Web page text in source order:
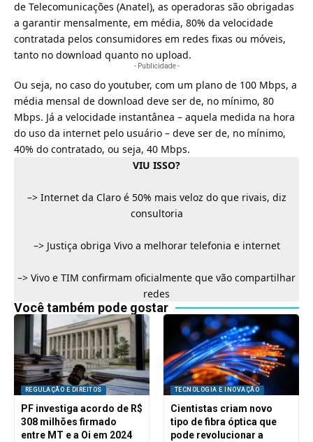
de Telecomunicações (Anatel), as operadoras são obrigadas
a garantir mensalmente, em média, 80% da velocidade
contratada pelos consumidores em redes fixas ou móveis,
tanto no download quanto no upload.
- Publicidade -
Ou seja, no caso do youtuber, com um plano de 100 Mbps, a
média mensal de download deve ser de, no mínimo, 80
Mbps. Já a velocidade instantânea – aquela medida na hora
do uso da internet pelo usuário – deve ser de, no mínimo,
40% do contratado, ou seja, 40 Mbps.
VIU ISSO?
–> Internet da Claro é 50% mais veloz do que rivais, diz
consultoria
–> Justiça obriga Vivo a melhorar telefonia e internet
–> Vivo e TIM confirmam oficialmente que vão compartilhar
redes
Você também pode gostar
REGULAÇÃO E DIREITOS
PF investiga acordo de R$
308 milhões firmado
entre MT e a Oi em 2024
TECNOLOGIA E INOVAÇÃO
Cientistas criam novo
tipo de fibra óptica que
pode revolucionar a